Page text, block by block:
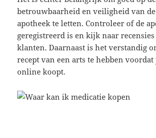
betrouwbaarheid en veiligheid van
apotheek te letten. Controleer of de
geregistreerd is en kijk naar
klanten. Daarnaast is het verstandig
recept van een arts te hebben
online koopt.